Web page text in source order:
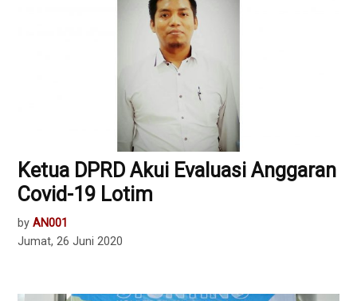
Ketua DPRD Akui Evaluasi Anggaran
Covid-19 Lotim
by AN001
Jumat, 26 Juni 2020